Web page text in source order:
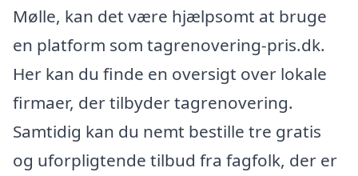
Mølle, kan det være hjælpsomt at bruge
en platform som tagrenovering-pris.dk.
Her kan du finde en oversigt over lokale
firmaer, der tilbyder tagrenovering.
Samtidig kan du nemt bestille tre gratis
og uforpligtende tilbud fra fagfolk, der er